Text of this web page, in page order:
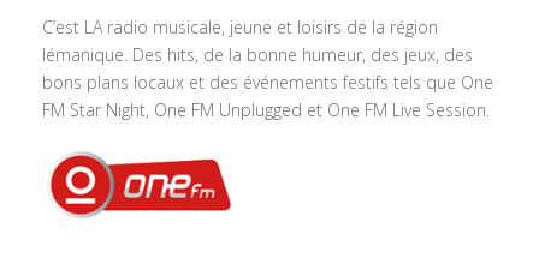
C’est LA radio musicale, jeune et loisirs de la région
lémanique. Des hits, de la bonne humeur, des jeux, des
bons plans locaux et des événements festifs tels que One
FM Star Night, One FM Unplugged et One FM Live Session.